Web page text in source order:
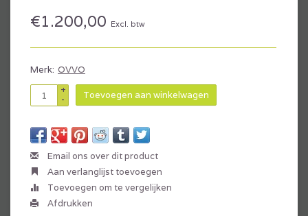
€1.200,00 Excl. btw
Merk: OVVO
+
-
Toevoegen aan winkelwagen
Email ons over dit product
Aan verlanglijst toevoegen
Toevoegen om te vergelijken
Afdrukken